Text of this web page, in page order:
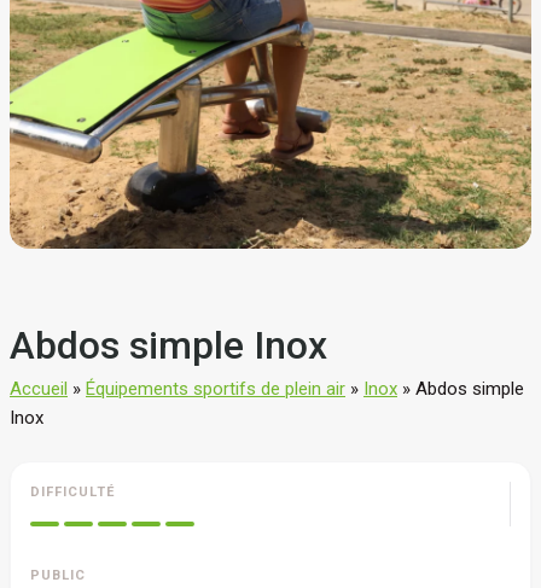
Abdos simple Inox
Accueil » Équipements sportifs de plein air » Inox » Abdos simple
Inox
DIFFICULTÉ
PUBLIC